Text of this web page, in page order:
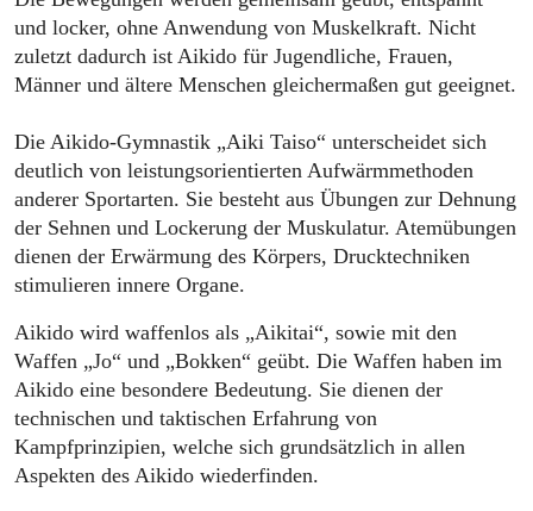
und locker, ohne Anwendung von Muskelkraft. Nicht
zuletzt dadurch ist Aikido für Jugendliche, Frauen,
Männer und ältere Menschen gleichermaßen gut geeignet.
Die Aikido-Gymnastik „Aiki Taiso“ unterscheidet sich
deutlich von leistungsorientierten Aufwärmmethoden
anderer Sportarten. Sie besteht aus Übungen zur Dehnung
der Sehnen und Lockerung der Muskulatur. Atemübungen
dienen der Erwärmung des Körpers, Drucktechniken
stimulieren innere Organe.
Aikido wird waffenlos als „Aikitai“, sowie mit den
Waffen „Jo“ und „Bokken“ geübt. Die Waffen haben im
Aikido eine besondere Bedeutung. Sie dienen der
technischen und taktischen Erfahrung von
Kampfprinzipien, welche sich grundsätzlich in allen
Aspekten des Aikido wiederfinden.